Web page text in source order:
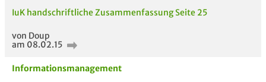
IuK handschriftliche Zusammenfassung Seite 25
von Doup
am 08.02.15
Informationsmanagement